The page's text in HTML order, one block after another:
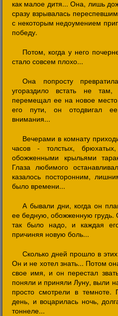
как малое дитя... Она, лишь
сразу взрывалась
с некоторым недоумением
победу.
Потом, когда у него
стало совсем плохо...
Она попросту
угораздило встать не
перемещал ее на новое
его пути, он отодвигал
внимания...
Вечерами в комнату
часов - толстых,
обожженными крыльями
Глаза любимого
казалось посторонним,
было времени...
А бывали дни, когда он
ее бедную, обожженную грудь.
так было надо, и каждая
причиняя новую боль...
Сколько дней прошло в
Он и не хотел знать... Потом
свое имя, и он перестал
поняли и приняли Луну, выли
просто смотрели в темноте.
день, и воцарилась ночь,
тоннеле...